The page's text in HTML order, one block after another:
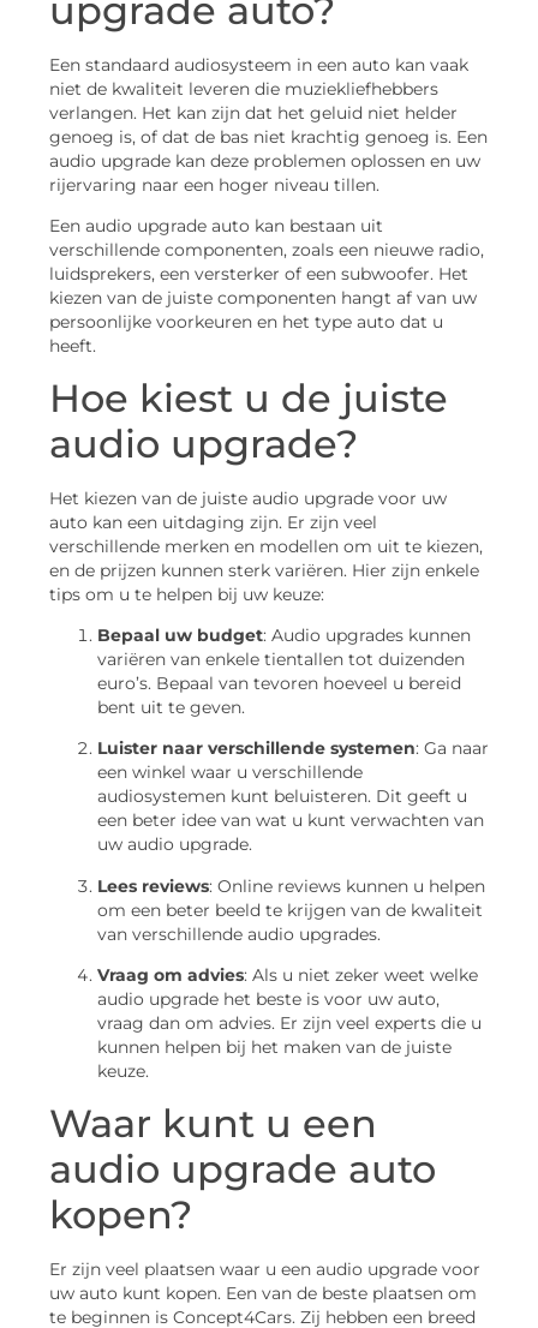
upgrade auto?
Een standaard audiosysteem in een auto kan vaak
niet de kwaliteit leveren die muziekliefhebbers
verlangen. Het kan zijn dat het geluid niet helder
genoeg is, of dat de bas niet krachtig genoeg is. Een
audio upgrade kan deze problemen oplossen en uw
rijervaring naar een hoger niveau tillen.
Een audio upgrade auto kan bestaan uit
verschillende componenten, zoals een nieuwe radio,
luidsprekers, een versterker of een subwoofer. Het
kiezen van de juiste componenten hangt af van uw
persoonlijke voorkeuren en het type auto dat u
heeft.
Hoe kiest u de juiste
audio upgrade?
Het kiezen van de juiste audio upgrade voor uw
auto kan een uitdaging zijn. Er zijn veel
verschillende merken en modellen om uit te kiezen,
en de prijzen kunnen sterk variëren. Hier zijn enkele
tips om u te helpen bij uw keuze:
Bepaal uw budget: Audio upgrades kunnen
variëren van enkele tientallen tot duizenden
euro’s. Bepaal van tevoren hoeveel u bereid
bent uit te geven.
Luister naar verschillende systemen: Ga naar
een winkel waar u verschillende
audiosystemen kunt beluisteren. Dit geeft u
een beter idee van wat u kunt verwachten van
uw audio upgrade.
Lees reviews: Online reviews kunnen u helpen
om een beter beeld te krijgen van de kwaliteit
van verschillende audio upgrades.
Vraag om advies: Als u niet zeker weet welke
audio upgrade het beste is voor uw auto,
vraag dan om advies. Er zijn veel experts die u
kunnen helpen bij het maken van de juiste
keuze.
Waar kunt u een
audio upgrade auto
kopen?
Er zijn veel plaatsen waar u een audio upgrade voor
uw auto kunt kopen. Een van de beste plaatsen om
te beginnen is Concept4Cars. Zij hebben een breed